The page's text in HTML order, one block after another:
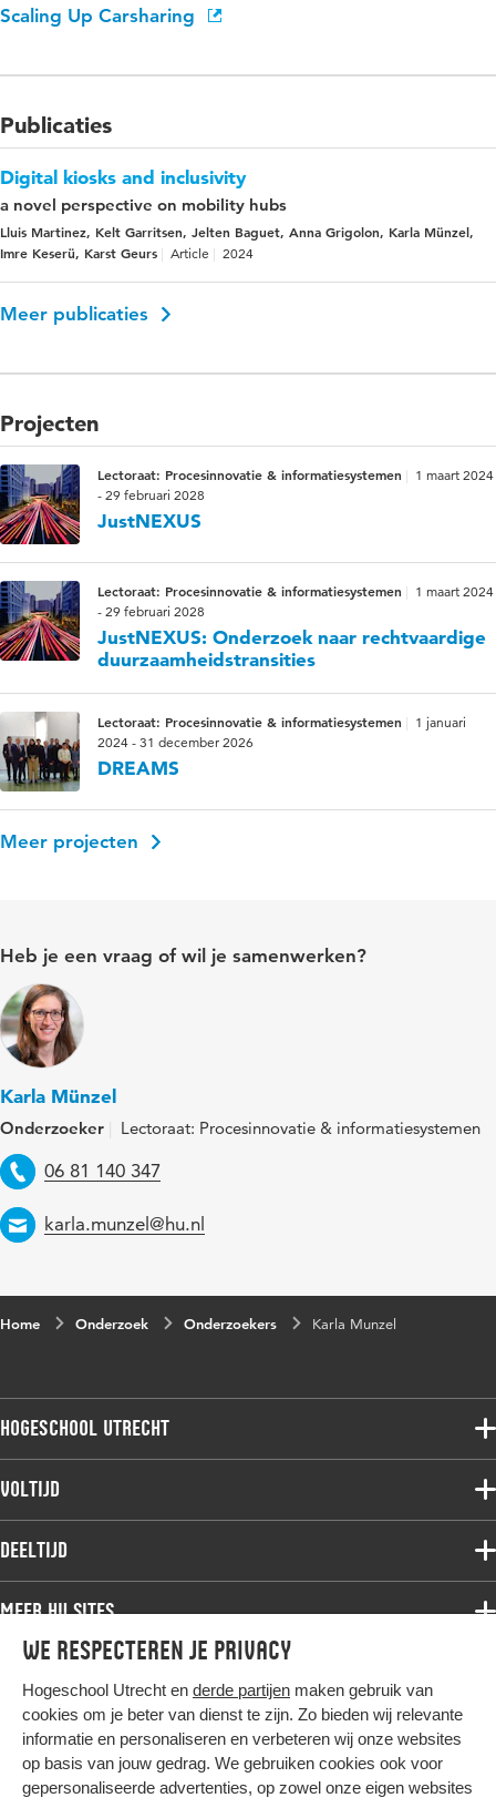
We respecteren je privacy
Hogeschool Utrecht en derde partijen maken gebruik van
cookies om je beter van dienst te zijn. Zo bieden wij relevante
informatie en personaliseren en verbeteren wij onze websites
op basis van jouw gedrag. We gebruiken cookies ook voor
gepersonaliseerde advertenties, op zowel onze eigen websites
Scaling Up Carsharing
Publicaties
Digital kiosks and inclusivity
a novel perspective on mobility hubs
Lluis Martinez, Kelt Garritsen, Jelten Baguet, Anna Grigolon, Karla Münzel,
Imre Keserü, Karst Geurs
Article 2024
Meer publicaties
Projecten
Lectoraat: Procesinnovatie & informatiesystemen
1 maart 2024
- 29 februari 2028
JustNEXUS
Lectoraat: Procesinnovatie & informatiesystemen
1 maart 2024
- 29 februari 2028
JustNEXUS: Onderzoek naar rechtvaardige
duurzaamheidstransities
Lectoraat: Procesinnovatie & informatiesystemen
1 januari
2024 - 31 december 2026
DREAMS
Meer projecten
Heb je een vraag of wil je samenwerken?
Karla Münzel
Onderzoeker Lectoraat: Procesinnovatie & informatiesystemen
Telefoon
06 81 140 347
Email
karla.munzel@hu.nl
Home Onderzoek Onderzoekers Karla Munzel
Hogeschool Utrecht
Voltijdopleidingen
Onderzoek
Werken bij de HU
Contact
Voltijd
Associate degree
Master
Studiekeuze voltijd
Deeltijd
Associate degree
Bachelor
Master
Post-master
Studiekeuze deeltijd
Meer HU sites
HU International
HU Bibliotheek
HU Ontwikkelt
Duurzame HU
Hier komt alles samen